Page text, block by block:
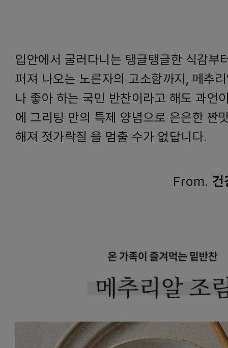
입안에서 굴러다니는 탱글탱글한 식감부
퍼져 나오는 노른자의 고소함까지, 메추
나 좋아 하는 국민 반찬이라고 해도 과언
에 그리팅 만의 특제 양념으로 은은한 짠
해져 젓가락질 을 멈출 수가 없답니다.
From. 건